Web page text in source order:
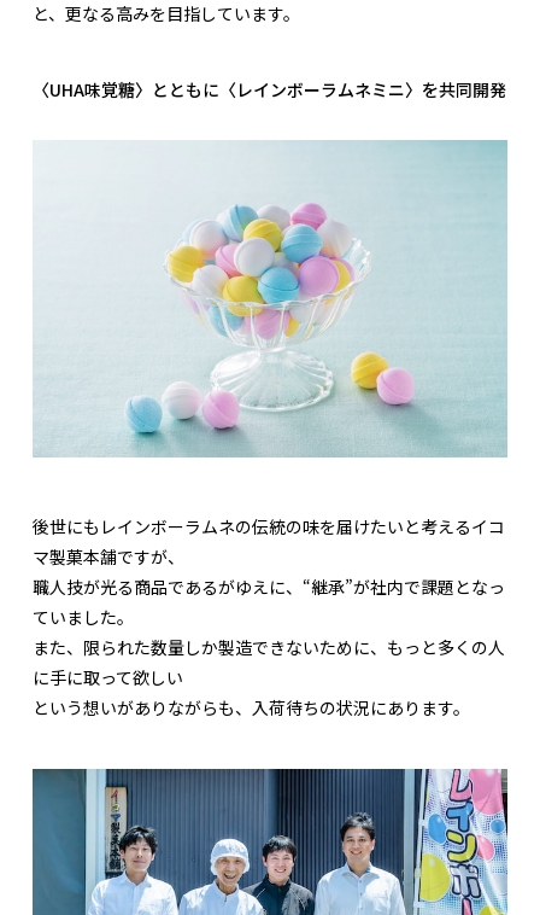
と、更なる高みを目指しています。
〈UHA味覚糖〉とともに〈レインボーラムネミニ〉を共同開発
後世にもレインボーラムネの伝統の味を届けたいと考えるイコ
マ製菓本舗ですが、
職人技が光る商品であるがゆえに、“継承”が社内で課題となっ
ていました。
また、限られた数量しか製造できないために、もっと多くの人
に手に取って欲しい
という想いがありながらも、入荷待ちの状況にあります。